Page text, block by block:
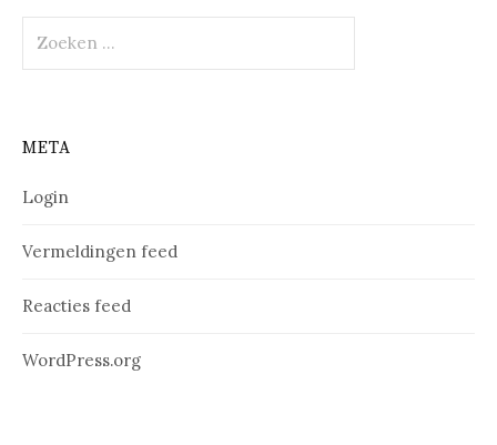
naar:
META
Login
Vermeldingen feed
Reacties feed
WordPress.org